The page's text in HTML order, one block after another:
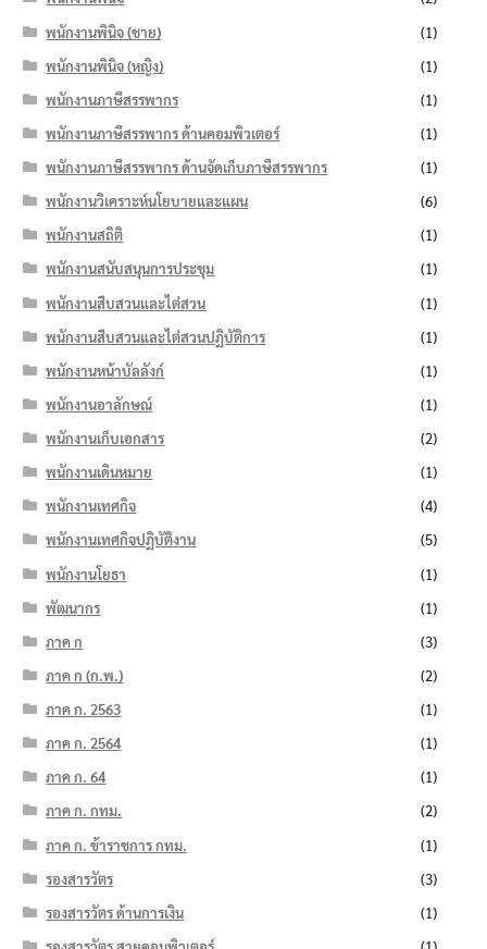
พนักงานพินิจ (ชาย)
(1)
พนักงานพินิจ (หญิง)
(1)
พนักงานภาษีสรรพากร
(1)
พนักงานภาษีสรรพากร ด้านคอมพิวเตอร์
(1)
พนักงานภาษีสรรพากร ด้านจัดเก็บภาษีสรรพากร
(1)
พนักงานวิเคราะห์นโยบายและแผน
(6)
พนักงานสถิติ
(1)
พนักงานสนับสนุนการประชุม
(1)
พนักงานสืบสวนและไต่สวน
(1)
พนักงานสืบสวนและไต่สวนปฏิบัติการ
(1)
พนักงานหน้าบัลลังก์
(1)
พนักงานอาลักษณ์
(1)
พนักงานเก็บเอกสาร
(2)
พนักงานเดินหมาย
(1)
พนักงานเทศกิจ
(4)
พนักงานเทศกิจปฏิบัติงาน
(5)
พนักงานโยธา
(1)
พัฒนากร
(1)
ภาค ก
(3)
ภาค ก (ก.พ.)
(2)
ภาค ก. 2563
(1)
ภาค ก. 2564
(1)
ภาค ก. 64
(1)
ภาค ก. กทม.
(2)
ภาค ก. ข้าราชการ กทม.
(1)
รองสารวัตร
(3)
รองสารวัตร ด้านการเงิน
(1)